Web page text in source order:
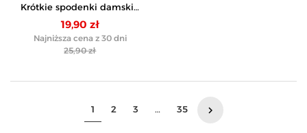
Krótkie spodenki damskie
szorty wzorzyste - WZÓR 2
19,90 zł
Najniższa cena z 30 dni
25,90 zł
1 2 3 … 35 keyboard_arrow_right